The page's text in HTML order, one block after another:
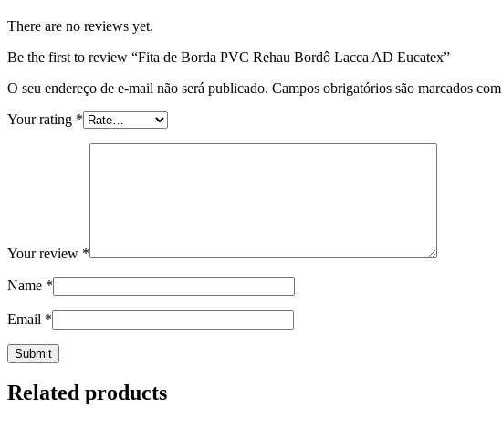
There are no reviews yet.
Be the first to review “Fita de Borda PVC Rehau Bordô Lacca AD Eucatex”
O seu endereço de e-mail não será publicado. Campos obrigatórios são marcados com
Your rating *
Your review *
Name *
Email *
Related products